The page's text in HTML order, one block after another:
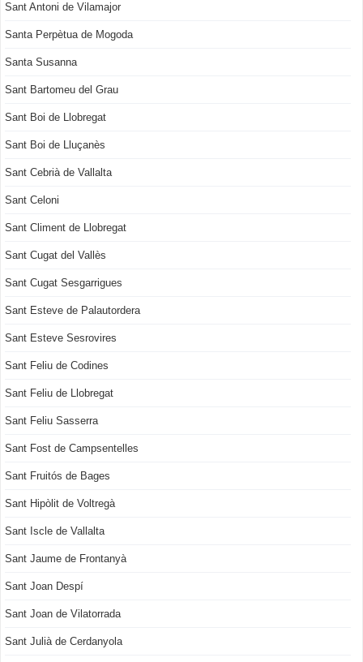
Sant Antoni de Vilamajor
Santa Perpètua de Mogoda
Santa Susanna
Sant Bartomeu del Grau
Sant Boi de Llobregat
Sant Boi de Lluçanès
Sant Cebrià de Vallalta
Sant Celoni
Sant Climent de Llobregat
Sant Cugat del Vallès
Sant Cugat Sesgarrigues
Sant Esteve de Palautordera
Sant Esteve Sesrovires
Sant Feliu de Codines
Sant Feliu de Llobregat
Sant Feliu Sasserra
Sant Fost de Campsentelles
Sant Fruitós de Bages
Sant Hipòlit de Voltregà
Sant Iscle de Vallalta
Sant Jaume de Frontanyà
Sant Joan Despí
Sant Joan de Vilatorrada
Sant Julià de Cerdanyola